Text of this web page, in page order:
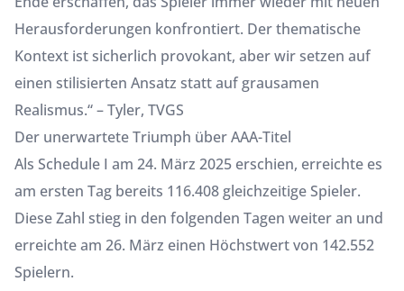
Herausforderungen konfrontiert. Der thematische
Kontext ist sicherlich provokant, aber wir setzen auf
einen stilisierten Ansatz statt auf grausamen
Realismus.“ – Tyler, TVGS
Der unerwartete Triumph über AAA-Titel
Als Schedule I am 24. März 2025 erschien, erreichte es
am ersten Tag bereits 116.408 gleichzeitige Spieler.
Diese Zahl stieg in den folgenden Tagen weiter an und
erreichte am 26. März einen Höchstwert von 142.552
Spielern.